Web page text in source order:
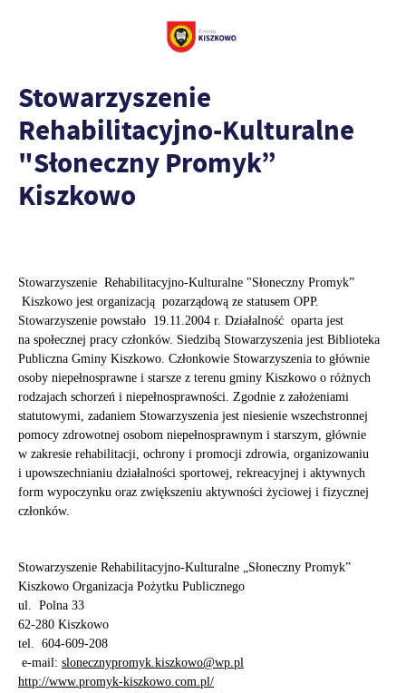
Stowarzyszenie
Rehabilitacyjno-Kulturalne
"Słoneczny Promyk”
Kiszkowo
Stowarzyszenie Rehabilitacyjno-Kulturalne "Słoneczny Promyk”
Kiszkowo jest organizacją pozarządową ze statusem OPP.
Stowarzyszenie powstało 19.11.2004 r. Działalność oparta jest
na społecznej pracy członków. Siedzibą Stowarzyszenia jest Biblioteka
Publiczna Gminy Kiszkowo. Członkowie Stowarzyszenia to głównie
osoby niepełnosprawne i starsze z terenu gminy Kiszkowo o różnych
rodzajach schorzeń i niepełnosprawności. Zgodnie z założeniami
statutowymi, zadaniem Stowarzyszenia jest niesienie wszechstronnej
pomocy zdrowotnej osobom niepełnosprawnym i starszym, głównie
w zakresie rehabilitacji, ochrony i promocji zdrowia, organizowaniu
i upowszechnianiu działalności sportowej, rekreacyjnej i aktywnych
form wypoczynku oraz zwiększeniu aktywności życiowej i fizycznej
członków.
Stowarzyszenie Rehabilitacyjno-Kulturalne „Słoneczny Promyk”
Kiszkowo Organizacja Pożytku Publicznego
ul. Polna 33
62-280 Kiszkowo
tel. 604-609-208
e-mail: slonecznypromyk.kiszkowo@wp.pl
http://www.promyk-kiszkowo.com.pl/